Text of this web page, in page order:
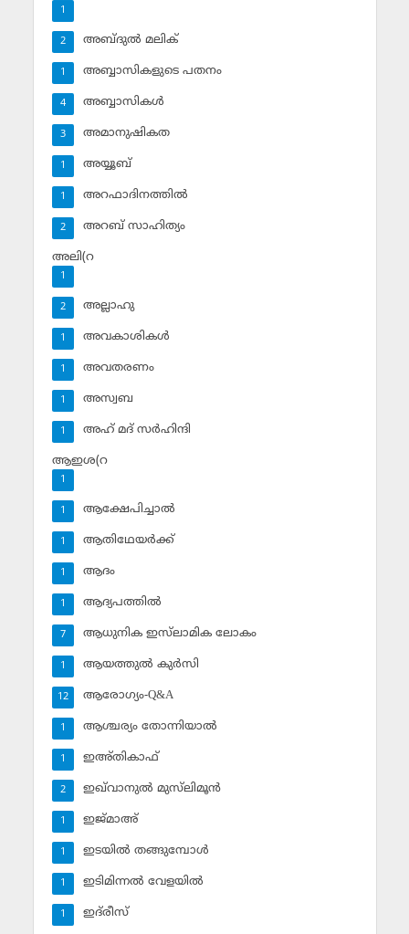
1
അബ്ദുല്‍ മലിക്‌
2
അബ്ബാസികളുടെ പതനം
1
അബ്ബാസികള്‍
4
അമാനുഷികത
3
അയ്യൂബ്‌
1
അറഫാദിനത്തില്‍
1
അറബ് സാഹിത്യം
2
അലി(റ
1
അല്ലാഹു
2
അവകാശികള്‍
1
അവതരണം
1
അസ്വബ
1
അഹ് മദ് സര്‍ഹിന്ദി
1
ആഇശ(റ
1
ആക്ഷേപിച്ചാല്‍
1
ആതിഥേയര്‍ക്ക്
1
ആദം
1
ആദ്യപത്തില്‍
1
ആധുനിക ഇസ്‌ലാമിക ലോകം
7
ആയത്തുല്‍ കുര്‍സി
1
ആരോഗ്യം-Q&A
12
ആശ്ചര്യം തോന്നിയാല്‍
1
ഇഅ്തികാഫ്‌
1
ഇഖ്‌വാനുല്‍ മുസ്‌ലിമൂന്‍
2
ഇജ്മാഅ്
1
ഇടയില്‍ തങ്ങുമ്പോള്‍
1
ഇടിമിന്നല്‍ വേളയില്‍
1
ഇദ്‌രീസ്‌
1